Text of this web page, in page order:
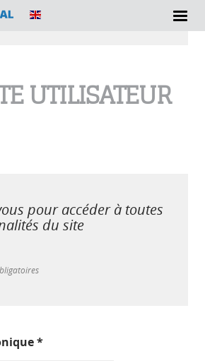
UTILISATEUR
pour accéder à toutes
du site
*